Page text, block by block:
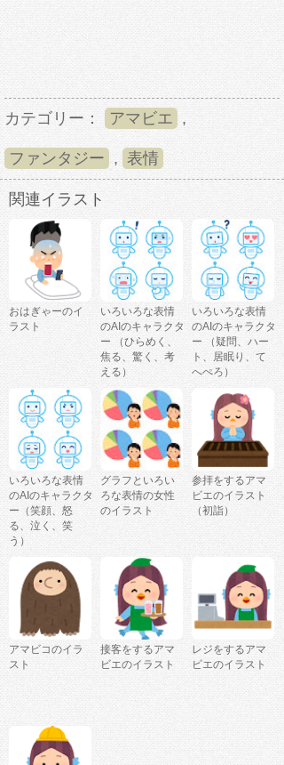
カテゴリー： アマビエ ,
ファンタジー , 表情
関連イラスト
おはぎゃーのイ
ラスト
いろいろな表情
のAIのキャラクタ
ー （ひらめく、
焦る、驚く、考
える）
いろいろな表情
のAIのキャラクタ
ー （疑問、ハー
ト、居眠り、て
へぺろ）
いろいろな表情
のAIのキャラクタ
ー（笑顔、怒
る、泣く、笑
う）
グラフといろい
ろな表情の女性
のイラスト
参拝をするアマ
ビエのイラスト
（初詣）
アマビコのイラ
スト
接客をするアマ
ビエのイラスト
レジをするアマ
ビエのイラスト